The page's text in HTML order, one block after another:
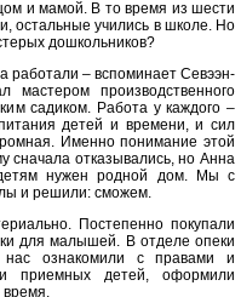
и мамой. В то время из шести
остальные учились в школе. Но
дошкольников?
работали – вспоминает Севээн-
мастером производственного
садиком. Работа у каждого –
детей и времени, и сил
Именно понимание этой
сначала отказывались, но Анна
нужен родной дом. Мы с
и решили: сможем.
Постепенно покупали
для малышей. В отделе опеки
нас ознакомили с правами и
приемных детей, оформили
время.